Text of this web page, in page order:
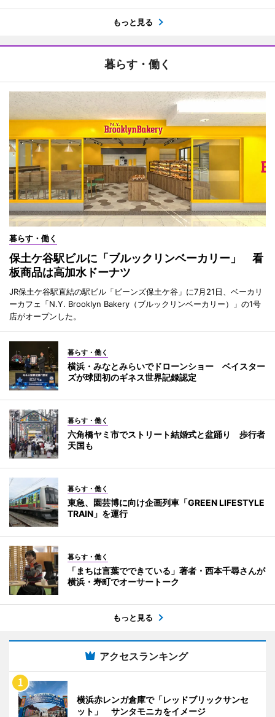
もっと見る
暮らす・働く
暮らす・働く
保土ケ谷駅ビルに「ブルックリンベーカリー」 看
板商品は高加水ドーナツ
JR保土ケ谷駅直結の駅ビル「ビーンズ保土ケ谷」に7月21日、ベーカリ
ーカフェ「N.Y. Brooklyn Bakery（ブルックリンベーカリー）」の1号
店がオープンした。
暮らす・働く
横浜・みなとみらいでドローンショー ベイスター
ズが球団初のギネス世界記録認定
暮らす・働く
六角橋ヤミ市でストリート結婚式と盆踊り 歩行者
天国も
暮らす・働く
東急、園芸博に向け企画列車「GREEN LIFESTYLE
TRAIN」を運行
暮らす・働く
「まちは言葉でできている」著者・西本千尋さんが
横浜・寿町でオーサートーク
もっと見る
アクセスランキング
横浜赤レンガ倉庫で「レッドブリックサンセ
ット」 サンタモニカをイメージ